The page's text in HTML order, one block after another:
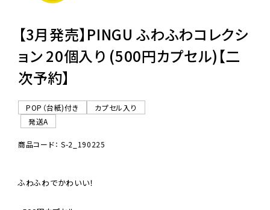
06-6282-7659
【3月発売】PINGU ふわふわコレクシ
ョン 20個入り (500円カプセル)【二
次予約】
POP（台紙)付き
カプセル入り
発送A
商品コード： S-2_190225
ふわふわでかわいい！